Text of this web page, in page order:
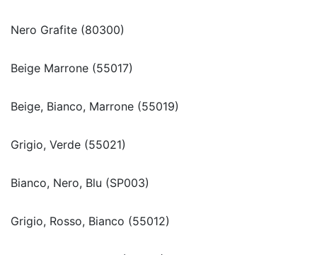
Nero Grafite (80300)
Beige Marrone (55017)
Beige, Bianco, Marrone (55019)
Grigio, Verde (55021)
Bianco, Nero, Blu (SP003)
Grigio, Rosso, Bianco (55012)